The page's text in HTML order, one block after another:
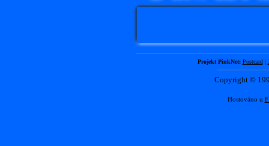
Projekt PinkNet: Postcard|
Copyright ©
Hostováno u